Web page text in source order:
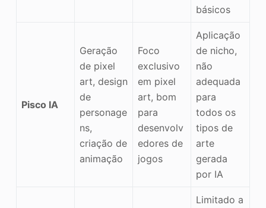
básicos
Pisco IA
Geração
de pixel
art, design
de
personage
ns,
criação de
animação
Foco
exclusivo
em pixel
art, bom
para
desenvolv
edores de
jogos
Aplicação
de nicho,
não
adequada
para
todos os
tipos de
arte
gerada
por IA
Limitado a